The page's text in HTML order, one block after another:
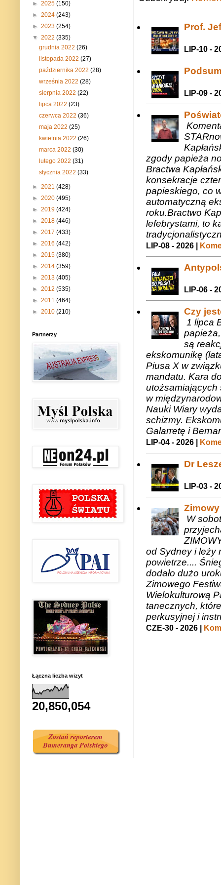
Prof.
LIP-10 -
LIP-09 -
zgody papieża
Bractwa
konsekracje
papieskiego, co
automatyczną
roku.Bractwo
lefebrystami, to
LIP-08 - 2026 |
LIP-06 -
Czy
1 lipca
są
ekskomunikę
Piusa X w
mandatu. Kara
utożsamiających
w
Nauki Wiary
schizmy.
Galarretę i
LIP-04 - 2026 |
Dr
LIP-03 -
W
od Sydney i leży
powietrze....
dodało dużo
Zimowego
Wielokulturową
tanecznych,
perkusyjnej i
CZE-30 - 2026 |
► 2025 (150)
► 2024 (243)
► 2023 (254)
▼ 2022 (335)
grudnia 2022(26)
listopada 2022(27)
października 2022(28)
września 2022(28)
sierpnia 2022(22)
lipca 2022(23)
czerwca 2022(36)
maja 2022(25)
kwietnia 2022(26)
marca 2022(30)
lutego 2022(31)
stycznia 2022(33)
► 2021 (428)
► 2020 (495)
► 2019 (424)
► 2018 (446)
► 2017 (433)
► 2016 (442)
► 2015 (380)
► 2014 (359)
► 2013 (405)
► 2012 (535)
► 2011 (464)
► 2010 (210)
Partnerzy
Łączna liczba wizyt
20,850,054